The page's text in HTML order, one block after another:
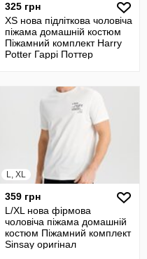
325 грн
XS нова підліткова чоловіча
піжама домашній костюм
Піжамний комплект Harry
Potter Гаррі Поттер
L, XL
359 грн
L/XL нова фірмова
чоловіча піжама домашній
костюм Піжамний комплект
Sinsay оригінал